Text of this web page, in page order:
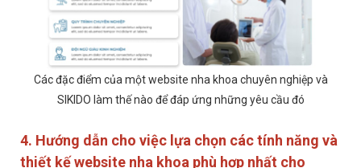
Các đặc điểm của một website nha khoa chuyên nghiệp và
SIKIDO làm thế nào để đáp ứng những yêu cầu đó
4. Hướng dẫn cho việc lựa chọn các tính năng và
thiết kế website nha khoa phù hợp nhất cho